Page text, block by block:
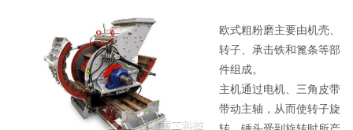
欧式粗粉磨主要由机壳、
转子、承击铁和篦条等部
件组成。
主机通过电机、三角皮带
带动主轴，从而使转子旋